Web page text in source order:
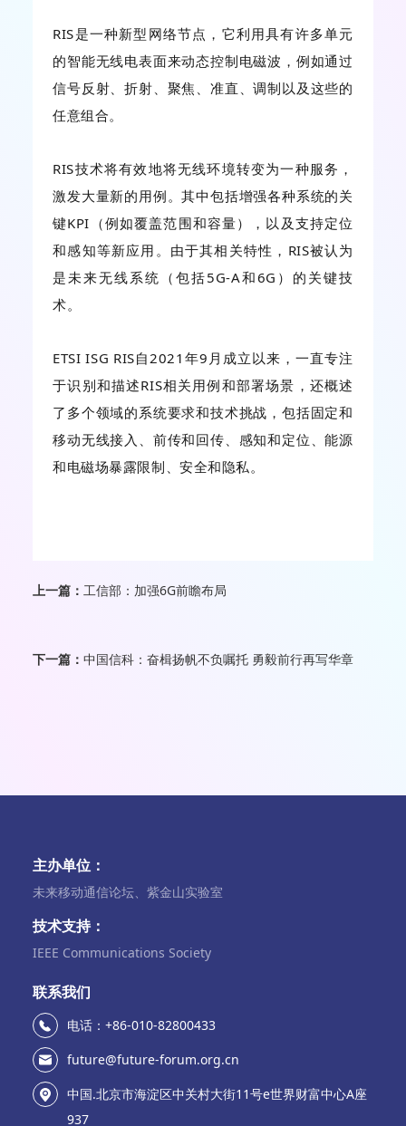
RIS是一种新型网络节点，它利用具有许多单元
的智能无线电表面来动态控制电磁波，例如通过
信号反射、折射、聚焦、准直、调制以及这些的
任意组合。
RIS技术将有效地将无线环境转变为一种服务，
激发大量新的用例。其中包括增强各种系统的关
键KPI（例如覆盖范围和容量），以及支持定位
和感知等新应用。由于其相关特性，RIS被认为
是未来无线系统（包括5G-A和6G）的关键技
术。
ETSI ISG RIS自2021年9月成立以来，一直专注
于识别和描述RIS相关用例和部署场景，还概述
了多个领域的系统要求和技术挑战，包括固定和
移动无线接入、前传和回传、感知和定位、能源
和电磁场暴露限制、安全和隐私。
上一篇： 工信部：加强6G前瞻布局
下一篇： 中国信科：奋楫扬帆不负嘱托 勇毅前行再写华章
主办单位：
未来移动通信论坛、紫金山实验室
技术支持：
IEEE Communications Society
联系我们
电话：+86-010-82800433
future@future-forum.org.cn
中国.北京市海淀区中关村大街11号e世界财富中心A座
937